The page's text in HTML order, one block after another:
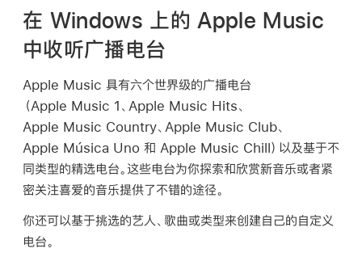
册
中
搜
在 Windows 上的 Apple Music
中收听广播电台
Apple Music 具有六个世界级的广播电台
（Apple Music 1、Apple Music Hits、
Apple Music Country、Apple Music Club、
Apple Música Uno 和 Apple Music Chill）以及基于不
同类型的精选电台。这些电台为你探索和欣赏新音乐或者紧
密关注喜爱的音乐提供了不错的途径。
你还可以基于挑选的艺人、歌曲或类型来创建自己的自定义
电台。